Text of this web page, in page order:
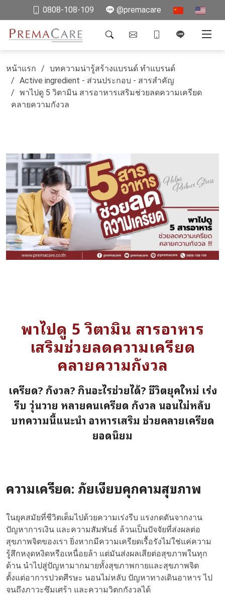
0808-108-109 @premacare
หน้าแรก
บทความน่ารู้สร้างแบรนด์ ทำแบรนด์
Active ingredient - ส่วนประกอบ - สารสำคัญ
พาไปดู 5 วิตามิน สารอาหารเสริมช่วยลดความเครียด
คลายความกังวล
พาไปดู 5 วิตามิน สารอาหาร
เสริมช่วยลดความเครียด
คลายความกังวล
เครียด? กังวล? กินอะไรช่วยได้? ชีวิตยุคใหม่ เร่ง
รีบ วุ่นวาย หลายคนเครียด กังวล นอนไม่หลับ
บทความนี้แนะนำ อาหารเสริม ช่วยคลายเครียด
ยอดนิยม
ความเครียด: ภัยเงียบคุกคามสุขภาพ
ในยุคสมัยที่ชีวิตเต็มไปด้วยความเร่งรีบ แรงกดดันจากงาน
ปัญหาการเงิน และความสัมพันธ์ ล้วนเป็นปัจจัยที่ส่งผลต่อ
สุขภาพจิตของเรา ยิ่งหากมีความเครียดเรื้อรังไม่ใช่แค่ความ
รู้สึกหงุดหงิดหรือเหนื่อยล้า แต่มันส่งผลเสียต่อสุขภาพในทุก
ด้าน นำไปสู่ปัญหามากมายทั้งสุขภาพกายและสุขภาพจิต
ตั้งแต่อาการปวดศีรษะ นอนไม่หลับ ปัญหาทางเดินอาหาร ไป
จนถึงภาวะซึมเศร้า และความวิตกกังวลได้